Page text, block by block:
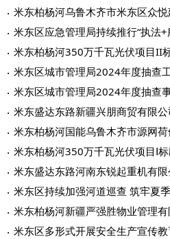
米东区应急管理局持续推行“执法+
米东区城市管理局2024年度抽查
米东区城市管理局2024年度抽查
米东区持续加强河道巡查 筑牢夏
米东区多形式开展安全生产宣传